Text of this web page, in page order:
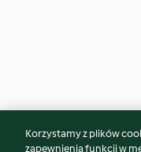
Może
Korzystamy z plików
zapewnienia funkcji w